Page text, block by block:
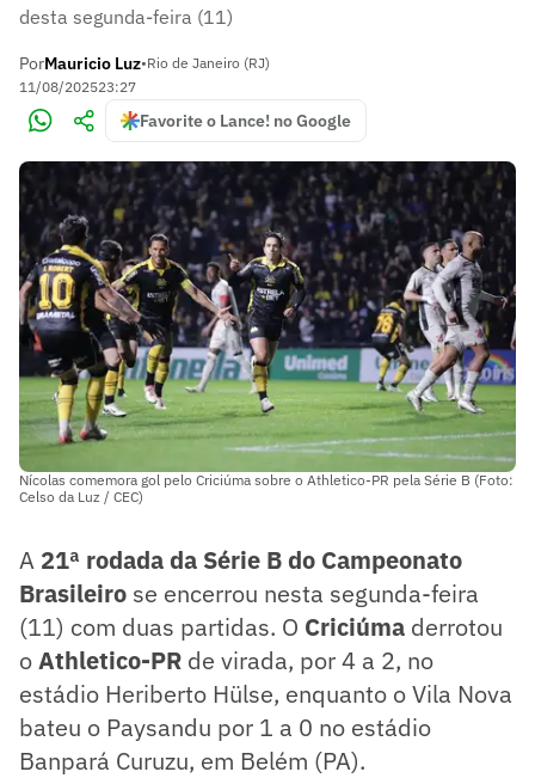
desta segunda-feira (11)
PorMauricio Luz•Rio de Janeiro (RJ)
11/08/202523:27
Favorite o Lance! no Google
Nícolas comemora gol pelo Criciúma sobre o Athletico-PR pela Série B (Foto:
Celso da Luz / CEC)
A 21ª rodada da Série B do Campeonato
Brasileiro se encerrou nesta segunda-feira
(11) com duas partidas. O Criciúma derrotou
oAthletico-PR de virada, por 4 a 2, no
estádio Heriberto Hülse, enquanto o Vila Nova
bateu o Paysandu por 1 a 0 no estádio
Banpará Curuzu, em Belém (PA).